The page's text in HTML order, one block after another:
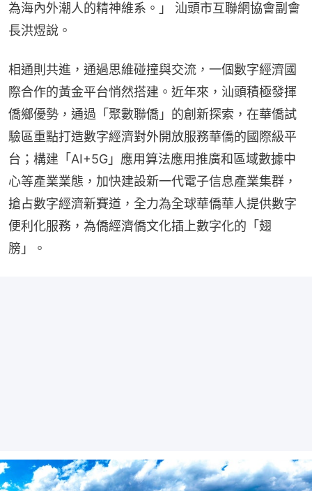
為海內外潮人的精神維系。」 汕頭市互聯網協會副會
長洪煜說。
相通則共進，通過思維碰撞與交流，一個數字經濟國
際合作的黃金平台悄然搭建。近年來，汕頭積極發揮
僑鄉優勢，通過「聚數聯僑」的創新探索，在華僑試
驗區重點打造數字經濟對外開放服務華僑的國際級平
台；構建「AI+5G」應用算法應用推廣和區域數據中
心等產業業態，加快建設新一代電子信息產業集群，
搶占數字經濟新賽道，全力為全球華僑華人提供數字
便利化服務，為僑經濟僑文化插上數字化的「翅
膀」。